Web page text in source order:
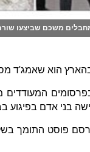
משכם שביצעו שורת
הוא שאמג'ד
בני אדם בפיגוע
פוסט התומך